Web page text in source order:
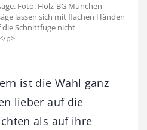
Foto: Holz-BG München
lassen sich mit flachen Händen
Schnittfuge nicht
p>
ist die Wahl ganz
lieber auf die
als auf ihre